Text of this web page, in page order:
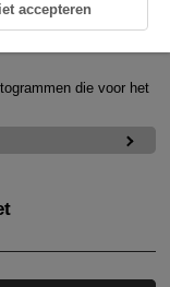
die voor het
accepteren